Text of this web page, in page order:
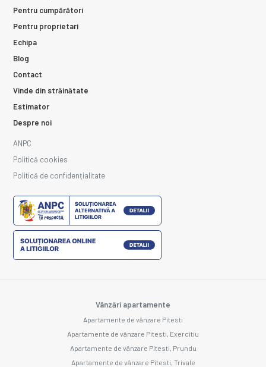
Pentru cumpărători
Pentru proprietari
Echipa
Blog
Contact
Vinde din străinătate
Estimator
Despre noi
ANPC
Politică cookies
Politică de confidențialitate
Vânzări apartamente
Apartamente de vânzare Pitesti
Apartamente de vânzare Pitesti, Exercitiu
Apartamente de vânzare Pitesti, Prundu
Apartamente de vânzare Pitesti, Trivale